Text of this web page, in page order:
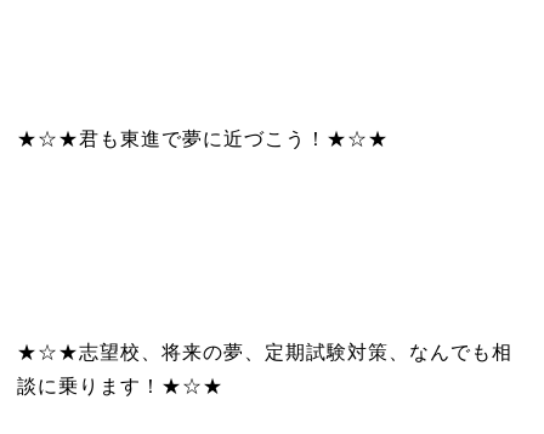
★☆★君も東進で夢に近づこう！★☆★
★☆★志望校、将来の夢、定期試験対策、なんでも相
談に乗ります！★☆★